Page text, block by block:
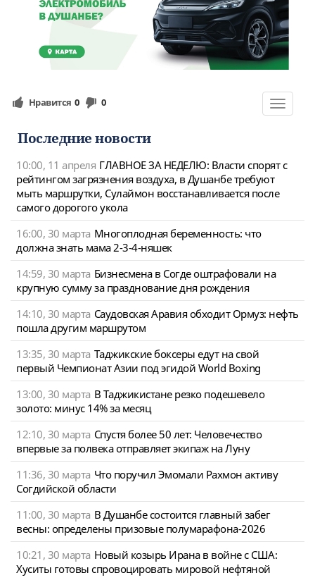
Toggle
Нравится 0 0
Последние новости
10:00, 11 апреля ГЛАВНОЕ ЗА НЕДЕЛЮ: Власти спорят с
рейтингом загрязнения воздуха, в Душанбе требуют
мыть маршрутки, Сулаймон восстанавливается после
самого дорогого укола
16:00, 30 марта Многоплодная беременность: что
должна знать мама 2-3-4-няшек
14:59, 30 марта Бизнесмена в Согде оштрафовали на
крупную сумму за празднование дня рождения
14:10, 30 марта Саудовская Аравия обходит Ормуз: нефть
пошла другим маршрутом
13:35, 30 марта Таджикские боксеры едут на свой
первый Чемпионат Азии под эгидой World Boxing
13:00, 30 марта В Таджикистане резко подешевело
золото: минус 14% за месяц
12:10, 30 марта Спустя более 50 лет: Человечество
впервые за полвека отправляет экипаж на Луну
11:36, 30 марта Что поручил Эмомали Рахмон активу
Согдийской области
11:00, 30 марта В Душанбе состоится главный забег
весны: определены призовые полумарафона-2026
10:21, 30 марта Новый козырь Ирана в войне с США:
Хуситы готовы спровоцировать мировой нефтяной